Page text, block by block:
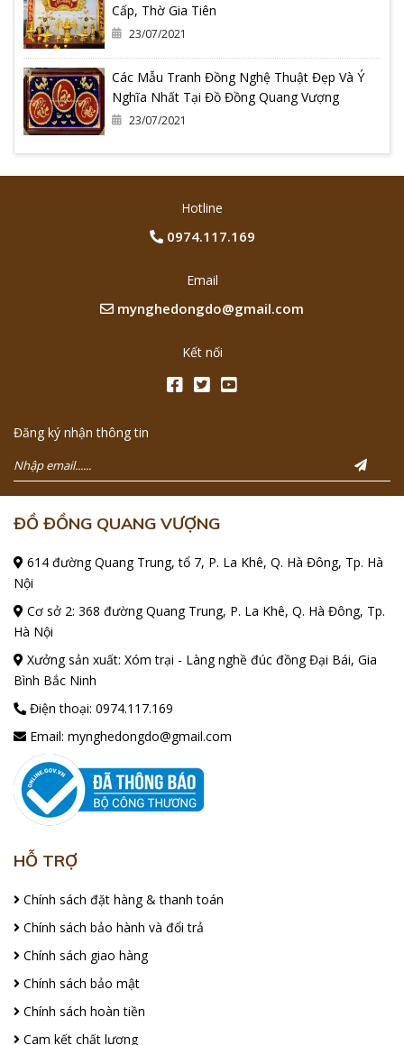
Cấp, Thờ Gia Tiên
23/07/2021
Các Mẫu Tranh Đồng Nghệ Thuật Đẹp Và Ý
Nghĩa Nhất Tại Đồ Đồng Quang Vượng
23/07/2021
Hotline
0974.117.169
Email
mynghedongdo@gmail.com
Kết nối
Đăng ký nhận thông tin
ĐỒ ĐỒNG QUANG VƯỢNG
614 đường Quang Trung, tổ 7, P. La Khê, Q. Hà Đông, Tp. Hà
Nội
Cơ sở 2: 368 đường Quang Trung, P. La Khê, Q. Hà Đông, Tp.
Hà Nội
Xưởng sản xuất: Xóm trại - Làng nghề đúc đồng Đại Bái, Gia
Bình Bắc Ninh
Điện thoại: 0974.117.169
Email: mynghedongdo@gmail.com
HỖ TRỢ
Chính sách đặt hàng & thanh toán
Chính sách bảo hành và đổi trả
Chính sách giao hàng
Chính sách bảo mật
Chính sách hoàn tiền
Cam kết chất lượng